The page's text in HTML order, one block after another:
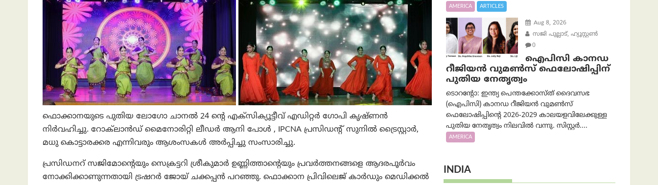
ഫൊക്കാനയുടെ പുതിയ ലോഗോ ചാനൽ 24 ന്റെ എക്സിക്യൂട്ടീവ് എഡിറ്റർ ഗോപി കൃഷ്ണൻ
നിർവഹിച്ചു. റോക്‌ലാൻഡ് മൈനോരിറ്റി ലീഡർ ആനി പോൾ , IPCNA പ്രസിഡന്റ് സുനിൽ ട്രൈസ്റ്റാർ,
മധു കൊട്ടാരക്കര എന്നിവരും ആശംസകൾ അർപ്പിച്ചു സംസാരിച്ചു.
പ്രസിഡനറ് സജിമോന്റെയും സെക്രട്ടറി ശ്രീകുമാർ ഉണ്ണിത്താന്റെയും പ്രവർത്തനങ്ങളെ ആദരപൂർവം
നോക്കിക്കാണുന്നതായി ട്രഷറർ ജോയ് ചക്കപ്പൻ പറഞ്ഞു. ഫൊക്കാന പ്രിവിലെജ് കാർഡും മെഡിക്കൽ
AMERICA ARTICLES
Aug 8, 2026
സജി പുല്ലാട്, ഹ്യൂസ്റ്റൺ
0
ഐപിസി കാനഡ
റീജിയൻ വുമൺസ് ഫെലോഷിപ്പിന്
പുതിയ നേതൃത്വം
ടൊറന്റോ: ഇന്ത്യ പെന്തക്കോസ്ത് ദൈവസഭ
(ഐപിസി) കാനഡ റീജിയൻ വുമൺസ്
ഫെലോഷിപ്പിന്റെ 2026-2029 കാലയളവിലേക്കുള്ള
പുതിയ നേതൃത്വം നിലവിൽ വന്നു. സിസ്റ്റർ....
AMERICA
INDIA